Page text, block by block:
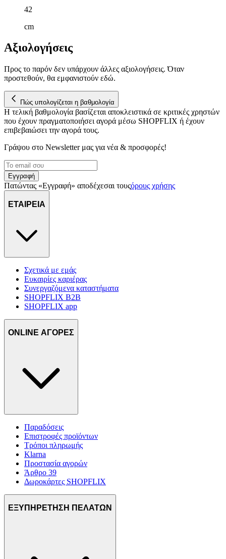
42
cm
Αξιολογήσεις
Προς το παρόν δεν υπάρχουν άλλες αξιολογήσεις. Όταν
προστεθούν, θα εμφανιστούν εδώ.
Πώς υπολογίζεται η βαθμολογία
Η τελική βαθμολογία βασίζεται αποκλειστικά σε κριτικές χρηστών
που έχουν πραγματοποιήσει αγορά μέσω SHOPFLIX ή έχουν
επιβεβαιώσει την αγορά τους.
Γράψου στο Νewsletter μας για νέα & προσφορές!
Εγγραφή
Πατώντας «Εγγραφή» αποδέχεσαι τουςόρους χρήσης
ΕΤΑΙΡΕΙΑ
Σχετικά με εμάς
Ευκαιρίες καριέρας
Συνεργαζόμενα καταστήματα
SHOPFLIX B2B
SHOPFLIX app
ONLINE ΑΓΟΡΕΣ
Παραδόσεις
Επιστροφές προϊόντων
Τρόποι πληρωμής
Klarna
Προστασία αγορών
Άρθρο 39
Δωροκάρτες SHOPFLIX
ΕΞΥΠΗΡΕΤΗΣΗ ΠΕΛΑΤΩΝ